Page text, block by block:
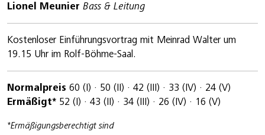
Lionel Meunier Bass & Leitung
Kostenloser Einführungsvortrag mit Meinrad Walter um
19.15 Uhr im Rolf-Böhme-Saal.
Normalpreis 60 (I) · 50 (II) · 42 (III) · 33 (IV) · 24 (V)
Ermäßigt* 52 (I) · 43 (II) · 34 (III) · 26 (IV) · 16 (V)
*Ermäßigungsberechtigt sind